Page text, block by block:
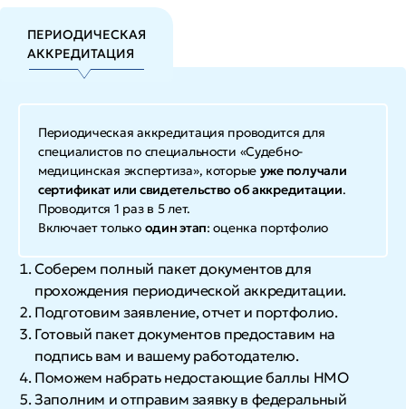
ПЕРИОДИЧЕСКАЯ
АККРЕДИТАЦИЯ
Периодическая аккредитация проводится для
специалистов по специальности «Судебно-
медицинская экспертиза», которые уже получали
сертификат или свидетельство об аккредитации.
Проводится 1 раз в 5 лет.
Включает только один этап: оценка портфолио
Соберем полный пакет документов для
прохождения периодической аккредитации.
Подготовим заявление, отчет и портфолио.
Готовый пакет документов предоставим на
подпись вам и вашему работодателю.
Поможем набрать недостающие баллы НМО
Заполним и отправим заявку в федеральный